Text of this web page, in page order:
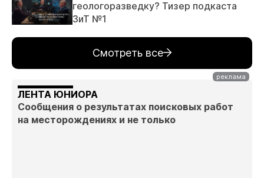
геологоразведку? Тизер подкаста
ЗиТ №1
Смотреть все
ЛЕНТА ЮНИОРА
Сообщения о результатах поисковых работ
на месторождениях и не только